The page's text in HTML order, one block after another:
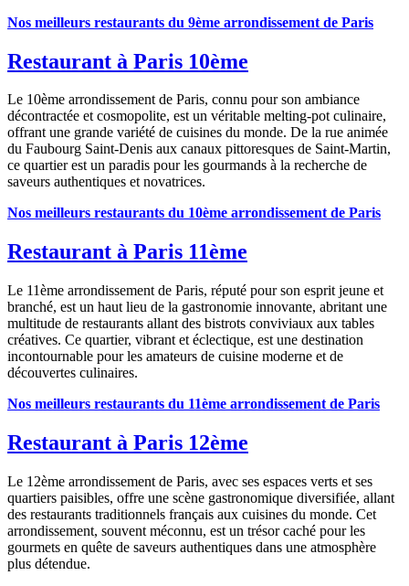
Nos meilleurs restaurants du 9ème arrondissement de Paris
Restaurant à Paris 10ème
Le 10ème arrondissement de Paris, connu pour son ambiance
décontractée et cosmopolite, est un véritable melting-pot culinaire,
offrant une grande variété de cuisines du monde. De la rue animée
du Faubourg Saint-Denis aux canaux pittoresques de Saint-Martin,
ce quartier est un paradis pour les gourmands à la recherche de
saveurs authentiques et novatrices.
Nos meilleurs restaurants du 10ème arrondissement de Paris
Restaurant à Paris 11ème
Le 11ème arrondissement de Paris, réputé pour son esprit jeune et
branché, est un haut lieu de la gastronomie innovante, abritant une
multitude de restaurants allant des bistrots conviviaux aux tables
créatives. Ce quartier, vibrant et éclectique, est une destination
incontournable pour les amateurs de cuisine moderne et de
découvertes culinaires.
Nos meilleurs restaurants du 11ème arrondissement de Paris
Restaurant à Paris 12ème
Le 12ème arrondissement de Paris, avec ses espaces verts et ses
quartiers paisibles, offre une scène gastronomique diversifiée, allant
des restaurants traditionnels français aux cuisines du monde. Cet
arrondissement, souvent méconnu, est un trésor caché pour les
gourmets en quête de saveurs authentiques dans une atmosphère
plus détendue.